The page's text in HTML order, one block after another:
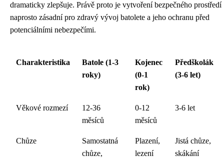
dramaticky zlepšuje. Právě proto je vytvoření bezpečného prostředí
naprosto zásadní pro zdravý vývoj batolete a jeho ochranu před
potenciálními nebezpečími.
Charakteristika
Batole (1-3
roky)
Kojenec
(0-1
rok)
Předškolák
(3-6 let)
Věkové rozmezí
12-36
měsíců
0-12
měsíců
3-6 let
Chůze
Samostatná
chůze,
Plazení,
lezení
Jistá chůze,
skákání